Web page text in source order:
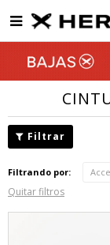

Filtrando por:
Quitar filtros